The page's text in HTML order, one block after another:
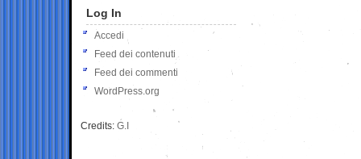
Log In
Accedi
Feed dei contenuti
Feed dei commenti
WordPress.org
Credits: G.I